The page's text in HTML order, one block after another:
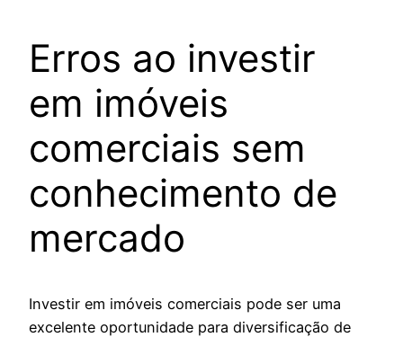
Erros ao investir
em imóveis
comerciais sem
conhecimento de
mercado
Investir em imóveis comerciais pode ser uma
excelente oportunidade para diversificação de